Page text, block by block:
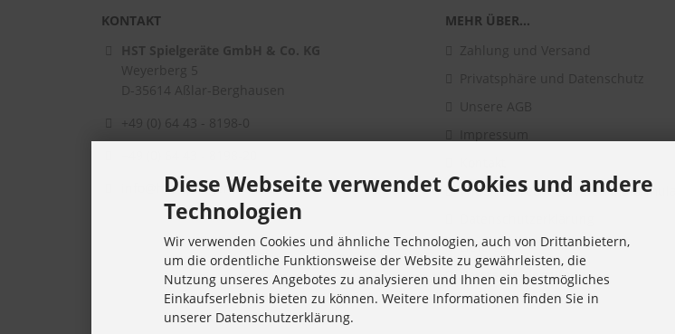
KONTAKT
HST Spielgeräte GmbH & Co. KG
Weyerberg 5
D-35614 Aßlar-Berghausen
+49 (0) 64 43 - 8198-0
info@hst-spielgeraete.de
MEHR ÜBER...
Zahlung und Versand
Privatsphäre und Datenschutz
Unsere AGB
Impressum
Widerrufsrecht & Widerrufsformular
Lieferzeit
Vertrag widerrufen
Diese Webseite verwendet Cookies und andere
Technologien
Wir verwenden Cookies und ähnliche Technologien, auch von Drittanbietern,
um die ordentliche Funktionsweise der Website zu gewährleisten, die
Nutzung unseres Angebotes zu analysieren und Ihnen ein bestmögliches
Einkaufserlebnis bieten zu können. Weitere Informationen finden Sie in
unserer Datenschutzerklärung.